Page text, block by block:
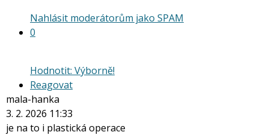
Nahlásit moderátorům jako SPAM
0
Hodnotit: Výborně!
Reagovat
mala-hanka
3. 2. 2026 11:33
je na to i plastická operace